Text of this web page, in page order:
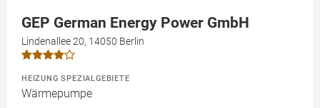
GEP German Energy Power GmbH
Lindenallee 20, 14050 Berlin
HEIZUNG SPEZIALGEBIETE
Wärmepumpe